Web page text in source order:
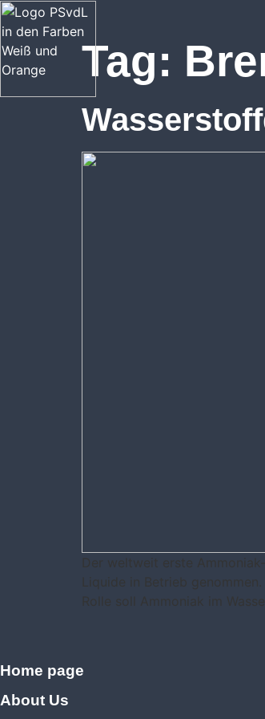
Tag:
Der weltweit erste
Liquide in Betrieb
Rolle soll Ammoniak im
Home page
About Us